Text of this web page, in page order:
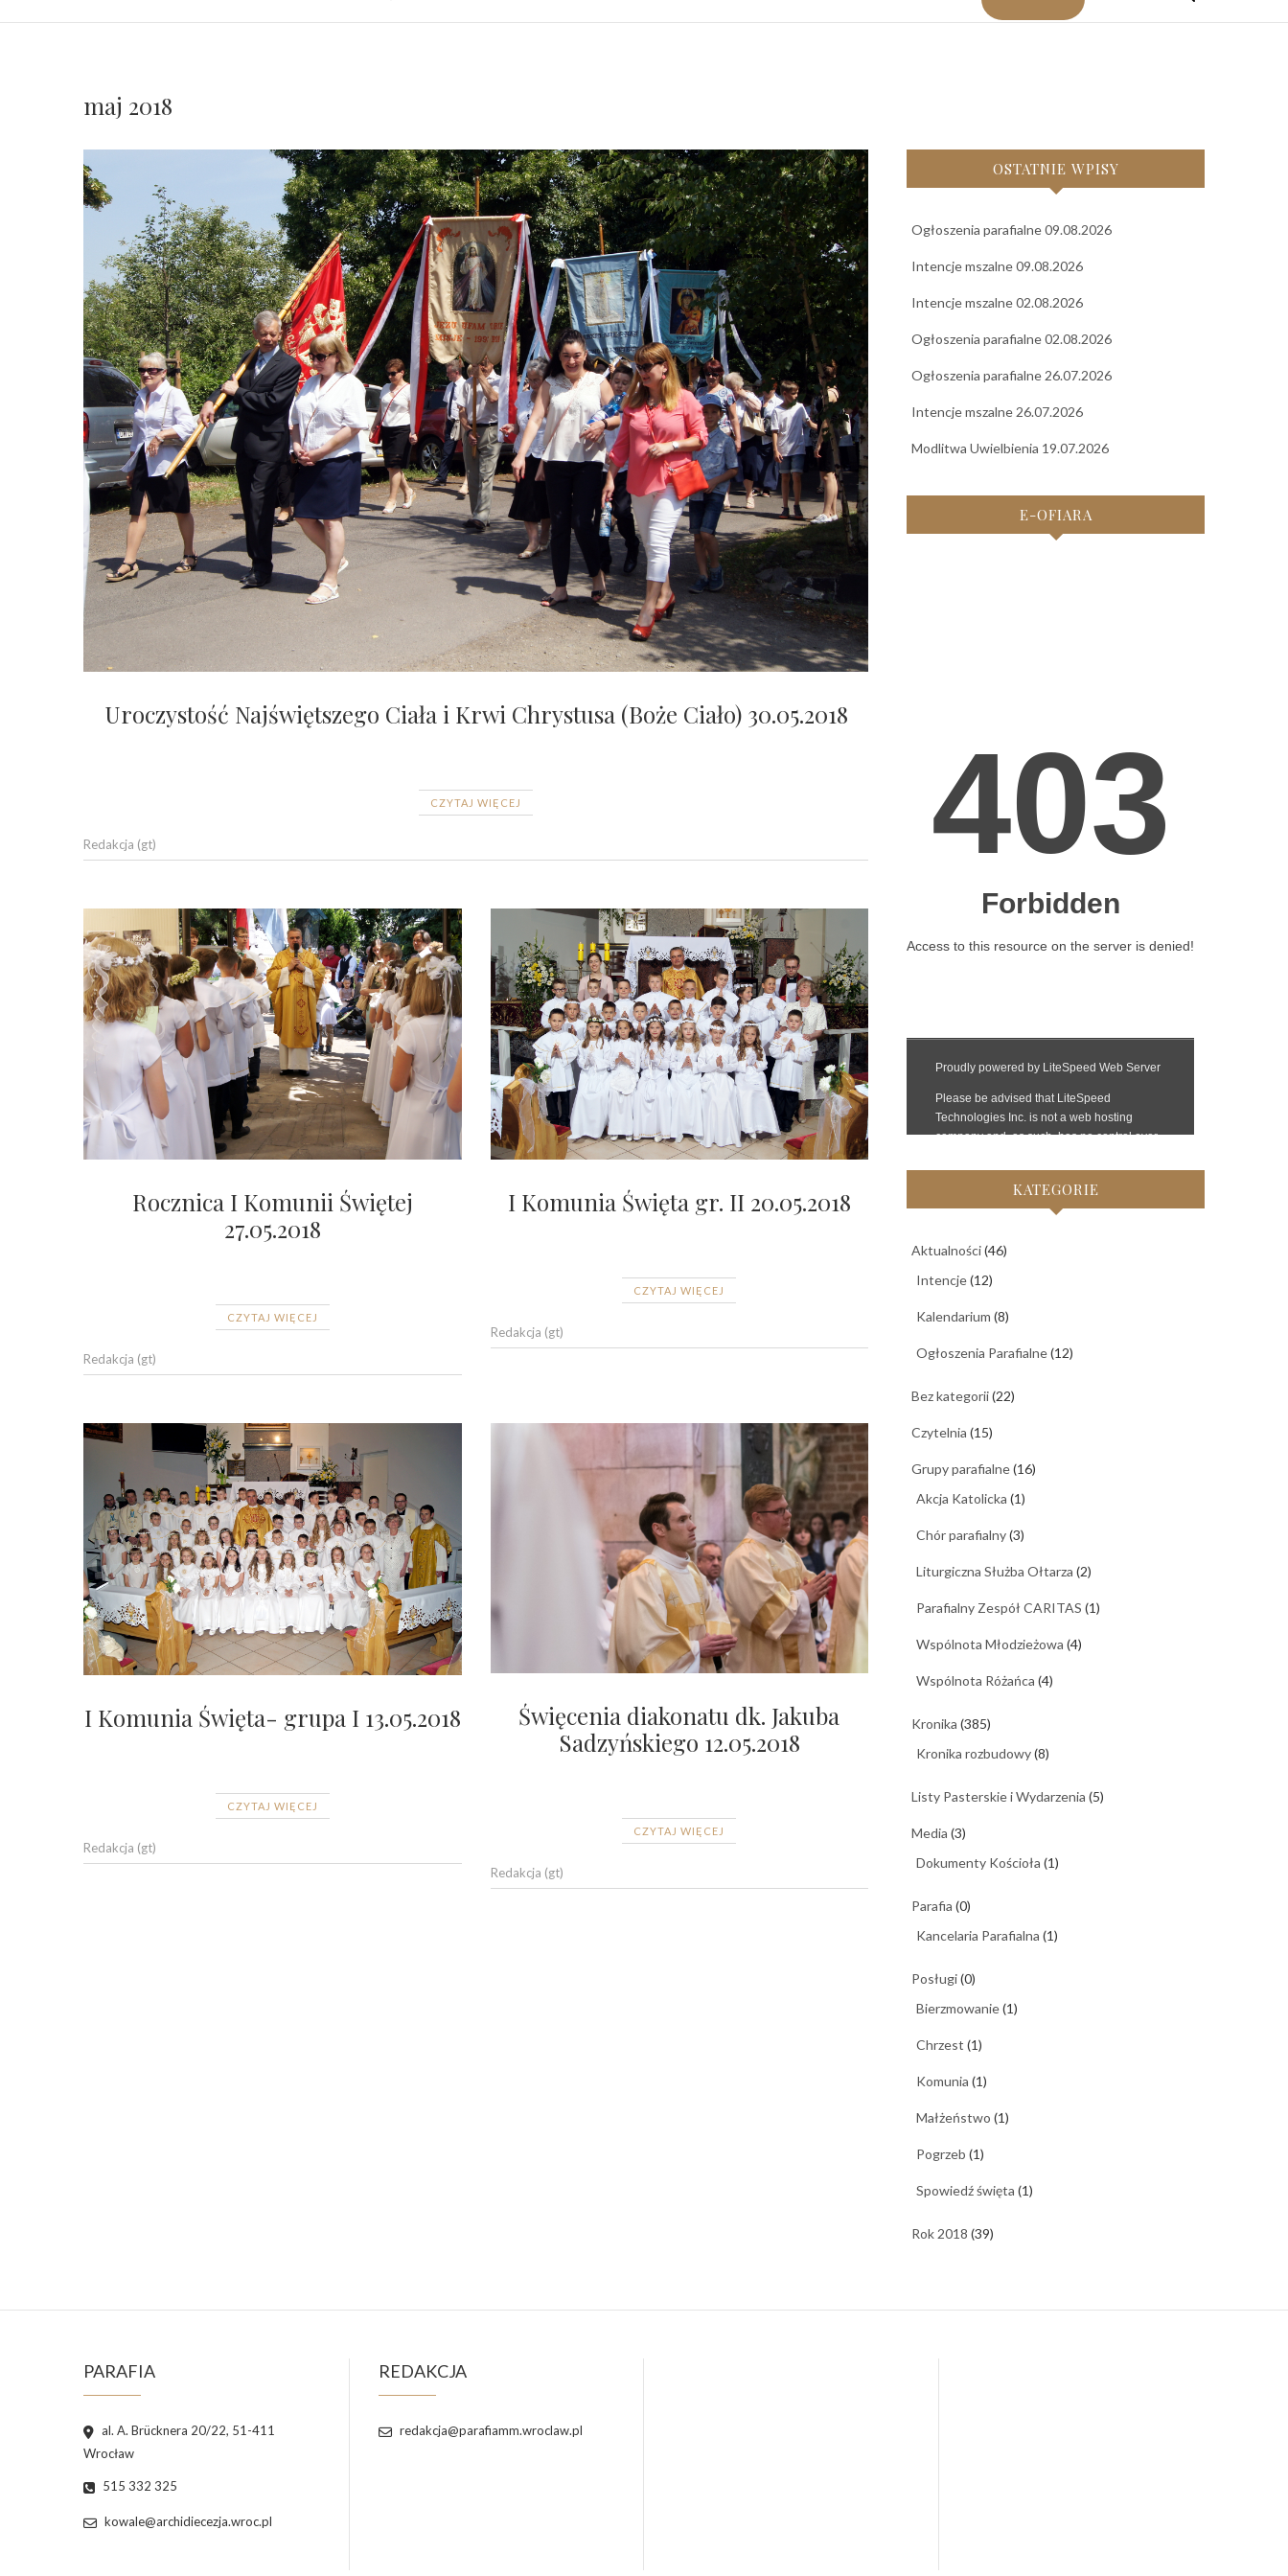
maj 2018
Uroczystość Najświętszego Ciała i Krwi Chrystusa (Boże Ciało) 30.05.2018
CZYTAJ WIĘCEJ
Redakcja (gt)
Rocznica I Komunii Świętej
27.05.2018
CZYTAJ WIĘCEJ
Redakcja (gt)
I Komunia Święta gr. II 20.05.2018
CZYTAJ WIĘCEJ
Redakcja (gt)
I Komunia Święta- grupa I 13.05.2018
CZYTAJ WIĘCEJ
Redakcja (gt)
Święcenia diakonatu dk. Jakuba
Sadzyńskiego 12.05.2018
CZYTAJ WIĘCEJ
Redakcja (gt)
OSTATNIE WPISY
Ogłoszenia parafialne 09.08.2026
Intencje mszalne 09.08.2026
Intencje mszalne 02.08.2026
Ogłoszenia parafialne 02.08.2026
Ogłoszenia parafialne 26.07.2026
Intencje mszalne 26.07.2026
Modlitwa Uwielbienia 19.07.2026
E-OFIARA
KATEGORIE
Aktualności(46)
Intencje(12)
Kalendarium (8)
Ogłoszenia Parafialne(12)
Bez kategorii(22)
Czytelnia (15)
Grupy parafialne(16)
Akcja Katolicka (1)
Chór parafialny(3)
Liturgiczna Służba Ołtarza (2)
Parafialny Zespół CARITAS (1)
Wspólnota Młodzieżowa (4)
Wspólnota Różańca (4)
Kronika (385)
Kronika rozbudowy(8)
Listy Pasterskie i Wydarzenia (5)
Media (3)
Dokumenty Kościoła (1)
Parafia (0)
Kancelaria Parafialna (1)
Posługi(0)
Bierzmowanie(1)
Chrzest (1)
Komunia (1)
Małżeństwo (1)
Pogrzeb (1)
Spowiedź święta (1)
Rok 2018 (39)
PARAFIA
al. A. Brücknera 20/22, 51-411
Wrocław
515 332 325
kowale@archidiecezja.wroc.pl
REDAKCJA
redakcja@parafiamm.wroclaw.pl